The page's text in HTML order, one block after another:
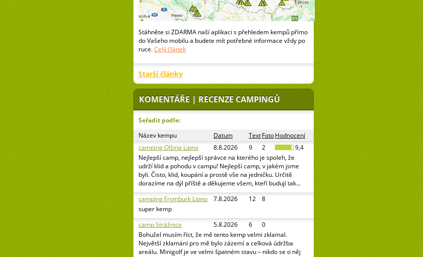
Stáhněte si ZDARMA naší aplikaci s přehledem kempů přímo
do Vašeho mobilu a budete mít potřebné informace vždy po
ruce.Celý článek
Starší články
KOMENTÁŘE | RECENZE CAMPINGŮ
Seřadit podle:
Název kempu
Datum TextFotoHodnocení
camping Olšina Lipno
8.8.2026 9 2
9,4
Nejlepší camp, nejlepší správce na kterého je spoleh, že
udrží klid a pohodu v campu! Nejlepší camp, v jakém jsme
byli. Čisto, klid, koupání a prostě vše na jedničku. Určitě
dorazíme na dýl příště a děkujeme všem, kteří budují tak...
camping Frymburk Lipno
7.8.2026 12
8
super kemp
camp Strážnice
5.8.2026 6
0
Bohužel musím říct, že mě tento kemp velmi zklamal.
Největší zklamání pro mě bylo zázemí a celková údržba
areálu. Minigolf je ve velmi špatném stavu – nikdo se o něj